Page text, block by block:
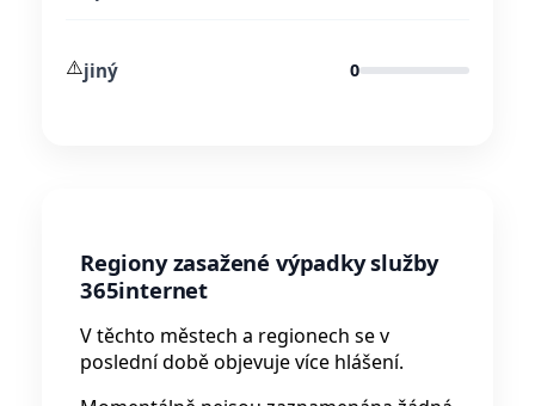
⚠️jiný 0
Regiony zasažené výpadky služby
365internet
V těchto městech a regionech se v
poslední době objevuje více hlášení.